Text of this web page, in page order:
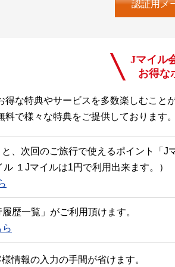
Jマイル
お得な
な特典やサービスを多数楽しむこと
で様々な特典をご提供しております
、次回のご旅行で使えるポイント「J
ル １Jマイルは1円で利用出来ます。）
歴一覧」がご利用頂けます。
情報の入力の手間が省けます。